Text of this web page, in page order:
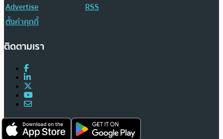
Advertise
RSS
ตั้งค่าคุกกี้
ติดตามเรา